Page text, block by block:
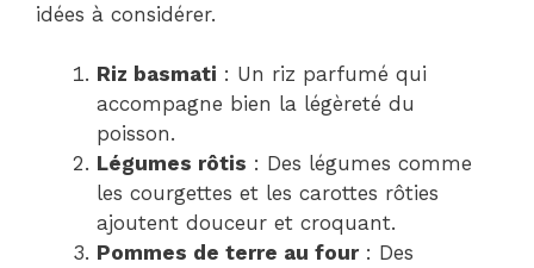
idées à considérer.
Riz basmati : Un riz parfumé qui
accompagne bien la légèreté du
poisson.
Légumes rôtis : Des légumes comme
les courgettes et les carottes rôties
ajoutent douceur et croquant.
Pommes de terre au four: Des